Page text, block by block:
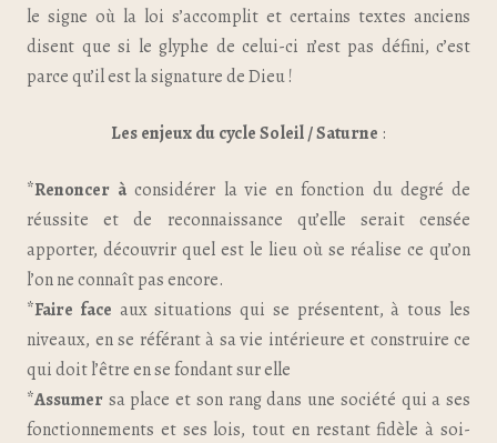
le signe où la loi s’accomplit et certains textes anciens
disent que si le glyphe de celui-ci n’est pas défini, c’est
parce qu’il est la signature de Dieu !
Les enjeux du cycle Soleil / Saturne :
*Renoncer à considérer la vie en fonction du degré de
réussite et de reconnaissance qu’elle serait censée
apporter, découvrir quel est le lieu où se réalise ce qu’on
l’on ne connaît pas encore.
*Faire face aux situations qui se présentent, à tous les
niveaux, en se référant à sa vie intérieure et construire ce
qui doit l’être en se fondant sur elle
*Assumer sa place et son rang dans une société qui a ses
fonctionnements et ses lois, tout en restant fidèle à soi-